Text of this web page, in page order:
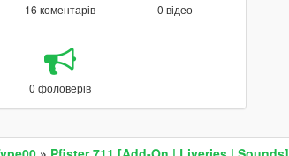
16 коментарів 0 відео
0 фоловерів